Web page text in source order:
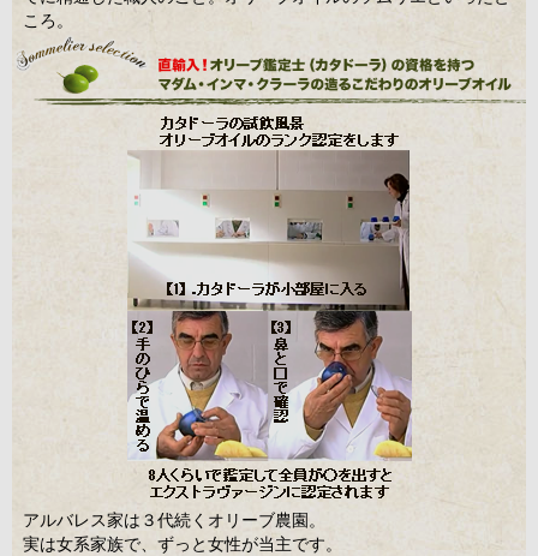
ころ。
アルバレス家は３代続くオリーブ農園。
実は女系家族で、ずっと女性が当主です。